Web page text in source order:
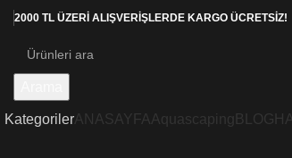
2000 TL ÜZERİ ALIŞVERİŞLERDE KARGO ÜCRETSİZ!
KategorilerANASAYFAAquascaping BLOG